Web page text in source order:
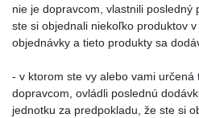
nie je dopravcom, vlastnili posledný
ste si objednali niekoľko produktov
objednávky a tieto produkty sa
- v ktorom ste vy alebo vami
dopravcom, ovládli poslednú
jednotku za predpokladu, že ste si